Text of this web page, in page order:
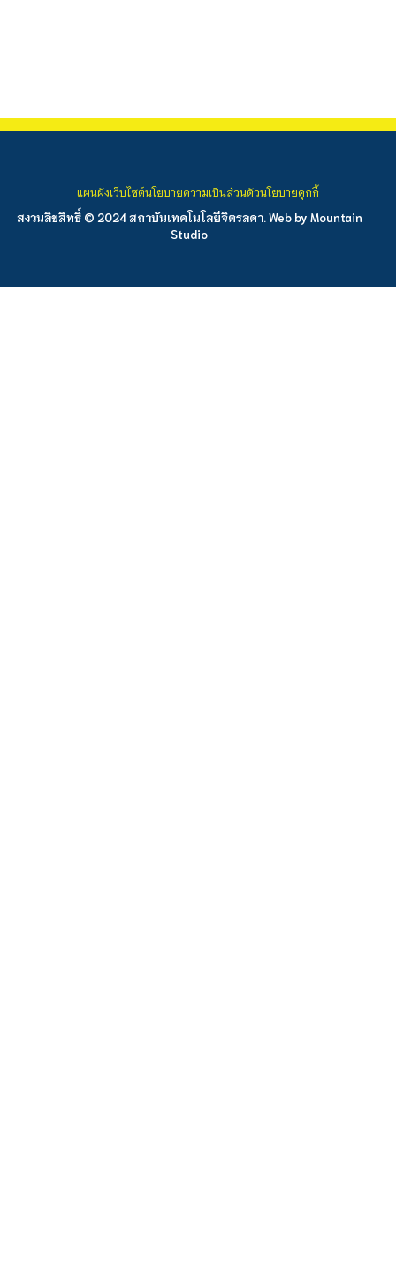
สงวนลิขสิทธิ์ © 2024 สถาบันเทคโนโลยีจิตรลดา. Web by Mountain
Studio
แผนผังเว็บไซต์นโยบายความเป็นส่วนตัวนโยบายคุกกี้